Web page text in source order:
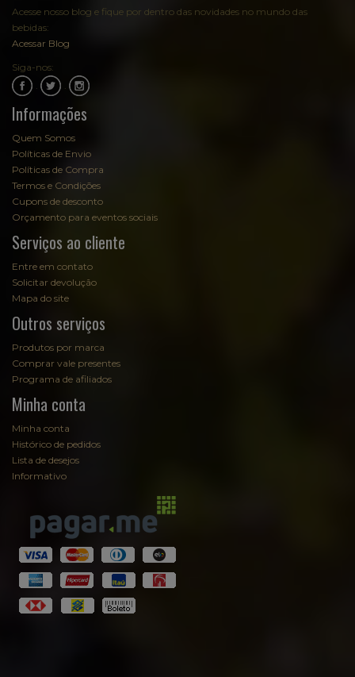
Acesse nosso blog e fique por dentro das novidades no mundo das
bebidas:
Acessar Blog
Siga-nos:
Informações
Quem Somos
Políticas de Envio
Políticas de Compra
Termos e Condições
Cupons de desconto
Orçamento para eventos sociais
Serviços ao cliente
Entre em contato
Solicitar devolução
Mapa do site
Outros serviços
Produtos por marca
Comprar vale presentes
Programa de afiliados
Minha conta
Minha conta
Histórico de pedidos
Lista de desejos
Informativo